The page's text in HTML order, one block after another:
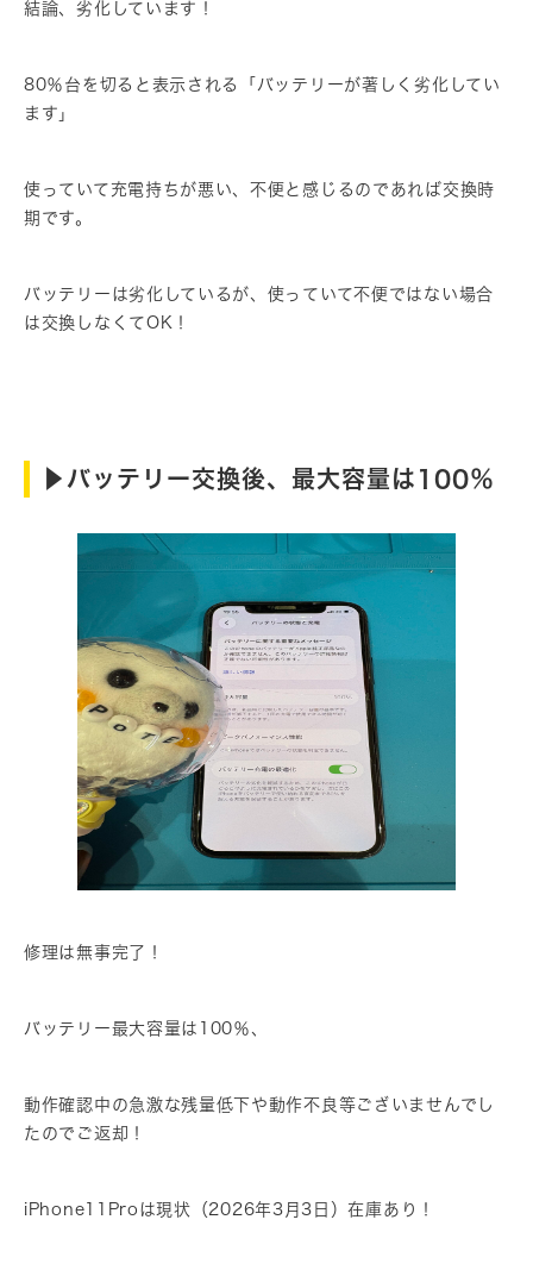
結論、劣化しています！
80％台を切ると表示される「バッテリーが著しく劣化してい
ます」
使っていて充電持ちが悪い、不便と感じるのであれば交換時
期です。
バッテリーは劣化しているが、使っていて不便ではない場合
は交換しなくてOK！
▶︎バッテリー交換後、最大容量は100％
修理は無事完了！
バッテリー最大容量は100％、
動作確認中の急激な残量低下や動作不良等ございませんでし
たのでご返却！
iPhone11Proは現状（2026年3月3日）在庫あり！